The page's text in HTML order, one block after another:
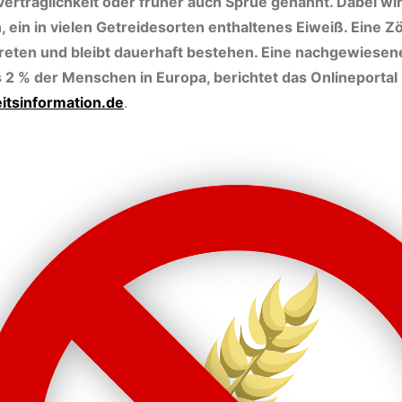
ein in vielen Getreidesorten enthaltenes Eiweiß. Eine
und bleibt dauerhaft bestehen. Eine
2 % der Menschen in Europa, berichtet das Onlineportal
.